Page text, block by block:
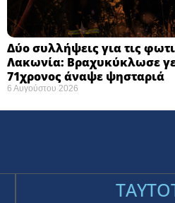
Δύο συλλήψεις για τις
Λακωνία: Βραχυκύκλωσε
71χρονος άναψε ψησταριά
6 Αυγούστου 2026